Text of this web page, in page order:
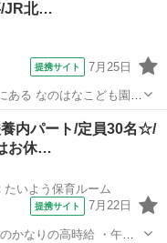
/JR北…
提携サイト 7月25日
る なのはなこども園さ
19:00 職員配置：国の
内パート/定員30名☆/
お休…
いよう保育ルーム
提携サイト 7月22日
かなりの高時給 ・午前